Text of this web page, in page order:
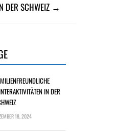
DER SCHWEIZ →
IN DER
18, 2024